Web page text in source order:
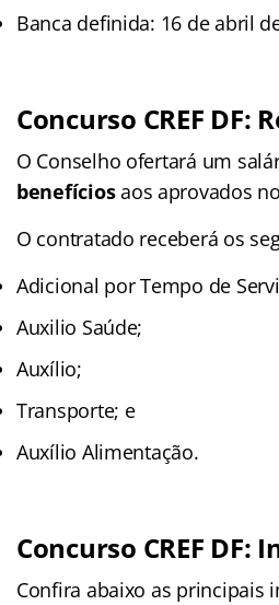
Banca definida: 16 de abril
Concurso CREF DF:
O Conselho ofertará um
benefíciosaos aprovados
O contratado receberá os
Adicional por Tempo de
Auxilio Saúde;
Auxílio;
Transporte; e
Auxílio Alimentação.
Concurso CREF DF:
Confira abaixo as principais